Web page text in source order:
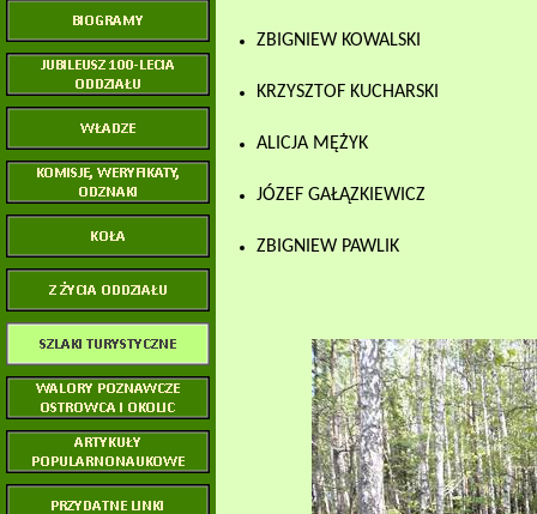
ZBIGNIEW KOWALSKI
KRZYSZTOF KUCHARSKI
ALICJA MĘŻYK
JÓZEF GAŁĄZKIEWICZ
ZBIGNIEW PAWLIK